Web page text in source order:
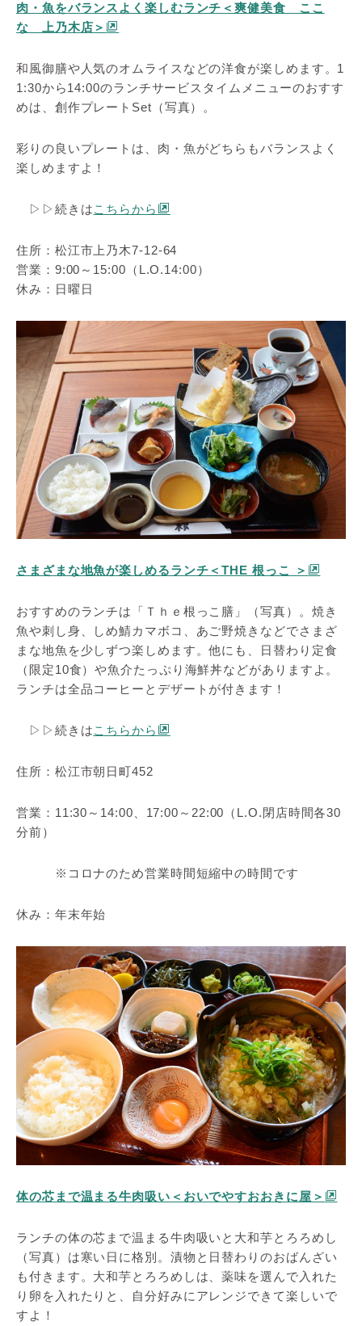
肉・魚をバランスよく楽しむランチ＜爽健美食 ここ
な 上乃木店＞
和風御膳や人気のオムライスなどの洋食が楽しめます。1
1:30から14:00のランチサービスタイムメニューのおすす
めは、創作プレートSet（写真）。
彩りの良いプレートは、肉・魚がどちらもバランスよく
楽しめますよ！
▷▷続きはこちらから
住所：松江市上乃木7-12-64
営業：9:00～15:00（L.O.14:00）
休み：日曜日
さまざまな地魚が楽しめるランチ＜THE 根っこ ＞
おすすめのランチは「Ｔｈｅ根っこ膳」（写真）。焼き
魚や刺し身、しめ鯖カマボコ、あご野焼きなどでさまざ
まな地魚を少しずつ楽しめます。他にも、日替わり定食
（限定10食）や魚介たっぷり海鮮丼などがありますよ。
ランチは全品コーヒーとデザートが付きます！
▷▷続きはこちらから
住所：松江市朝日町452
営業：11:30～14:00、17:00～22:00（L.O.閉店時間各30
分前）
※コロナのため営業時間短縮中の時間です
休み：年末年始
体の芯まで温まる牛肉吸い＜おいでやすおおきに屋＞
ランチの体の芯まで温まる牛肉吸いと大和芋とろろめし
（写真）は寒い日に格別。漬物と日替わりのおばんざい
も付きます。大和芋とろろめしは、薬味を選んで入れた
り卵を入れたりと、自分好みにアレンジできて楽しいで
すよ！